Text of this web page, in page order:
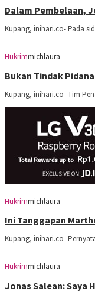
Dalam Pembelaan,
Kupang, inihari.co- Pada
Hukrimmichlaura
Bukan Tindak
Kupang, inihari.co- Tim
Hukrimmichlaura
Ini Tanggapan
Kupang, inihari.co-
Hukrimmichlaura
Jonas Salean: Saya